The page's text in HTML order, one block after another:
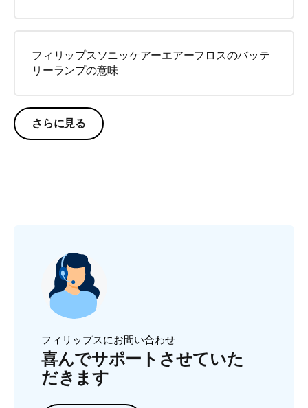
フィリップスソニッケアーエアーフロスのバッテ
リーランプの意味
さらに見る
フィリップスにお問い合わせ
喜んでサポートさせていた
だきます